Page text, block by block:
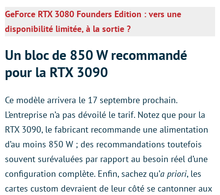
GeForce RTX 3080 Founders Edition : vers une
disponibilité limitée, à la sortie ?
Un bloc de 850 W recommandé
pour la RTX 3090
Ce modèle arrivera le 17 septembre prochain.
L’entreprise n’a pas dévoilé le tarif. Notez que pour la
RTX 3090, le fabricant recommande une alimentation
d’au moins 850 W ; des recommandations toutefois
souvent surévaluées par rapport au besoin réel d’une
configuration complète. Enfin, sachez qu’a priori, les
cartes custom devraient de leur côté se cantonner aux